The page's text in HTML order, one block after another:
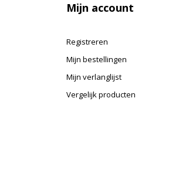
Mijn account
Registreren
Mijn bestellingen
Mijn verlanglijst
Vergelijk producten